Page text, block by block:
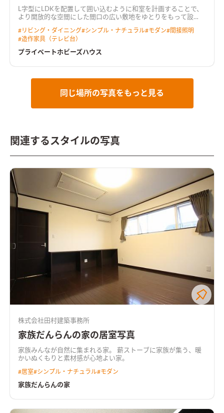
L字型にLDKを配置して囲い込むように和室を計画することで、
より開放的な空間にした 間口の広い敷地をゆとりをもって設
線とした。 LDKからは中庭が望め、植栽が四季の移ろいを感じ
させてくれる。 2階にご夫婦で使えるホビールームを設置し、コ
ロナ禍でのお家時間の充実や、リモートワークなど多岐に渡り
用途がある。 トーンを落とした飽きのこないインテリアと造作
を演出しました。 カーテンボックスを造作し、カーテンレール
を隠すことによって、生活感を感じさせない工夫も施していま
プライベートなホビールームオンラインゲームやリモートワ
ークに集中できるよう、あえて個室化したプライベートなホビ
#リビング・ダイニング#シンプル・ナチュラル#モダン#間接照明
#造作家具（テレビ台）
プライベートホビーズハウス
同じ場所の写真をもっと見る
関連するスタイルの写真
株式会社田村建築事務所
家族だんらんの家の居室写真
家族みんなが自然に集まれる家。 薪ストーブに家族が集う、暖
かいぬくもりと素材感が心地よい家。
#居室#シンプル・ナチュラル#モダン
家族だんらんの家